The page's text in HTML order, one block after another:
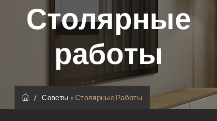
Столярные
работы
/ Советы »Столярные Работы